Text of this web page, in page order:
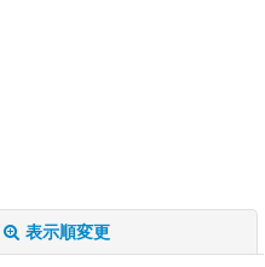
表示順変更